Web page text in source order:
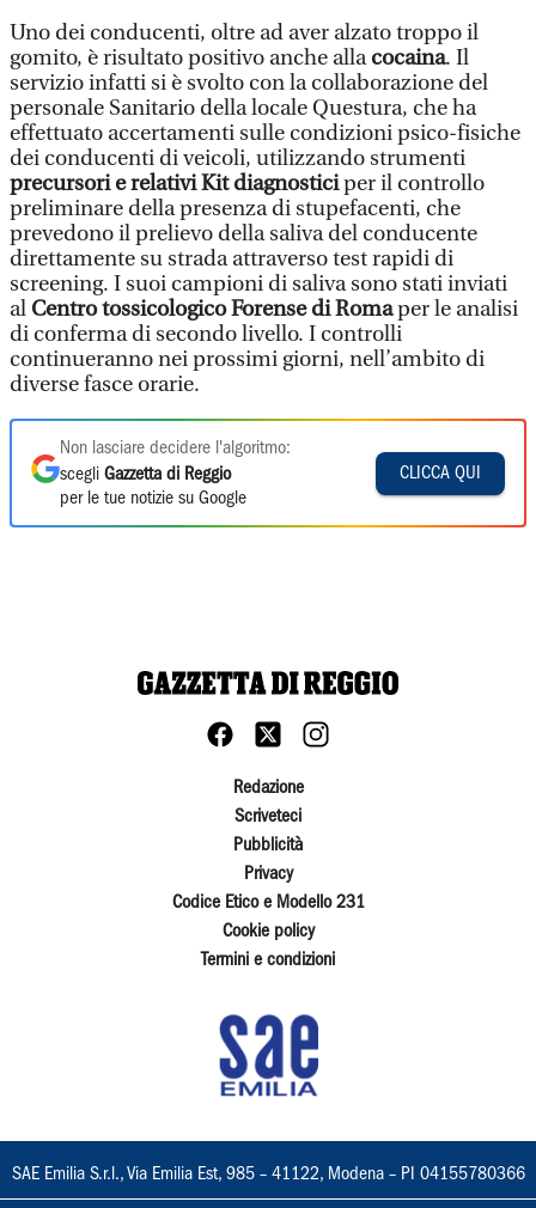
Uno dei conducenti, oltre ad aver alzato troppo il
gomito, è risultato positivo anche allacocaina. Il
servizio infatti si è svolto con la collaborazione del
personale Sanitario della locale Questura, che ha
effettuato accertamenti sulle condizioni psico-fisiche
dei conducenti di veicoli, utilizzando strumenti
precursori e relativi Kit diagnosticiper il controllo
preliminare della presenza di stupefacenti, che
prevedono il prelievo della saliva del conducente
direttamente su strada attraverso test rapidi di
screening. I suoi campioni di saliva sono stati inviati
al Centro tossicologico Forense di Romaper le analisi
di conferma di secondo livello. I controlli
continueranno nei prossimi giorni, nell’ambito di
diverse fasce orarie.
Non lasciare decidere l'algoritmo:
scegli Gazzetta di Reggio
per le tue notizie su Google
CLICCA QUI
Redazione
Scriveteci
Pubblicità
Privacy
Codice Etico e Modello 231
Cookie policy
Termini e condizioni
SAE Emilia S.r.l., Via Emilia Est, 985 – 41122, Modena – PI 04155780366